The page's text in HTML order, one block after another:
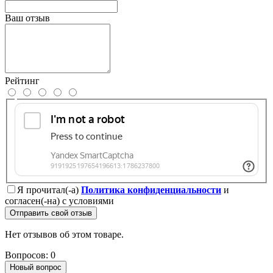
Ваш отзыв
Рейтинг
Я прочитал(-а) Политика конфиденциальности и
согласен(-на) с условиями
Отправить свой отзыв
Нет отзывов об этом товаре.
Вопросов: 0
Новый вопрос